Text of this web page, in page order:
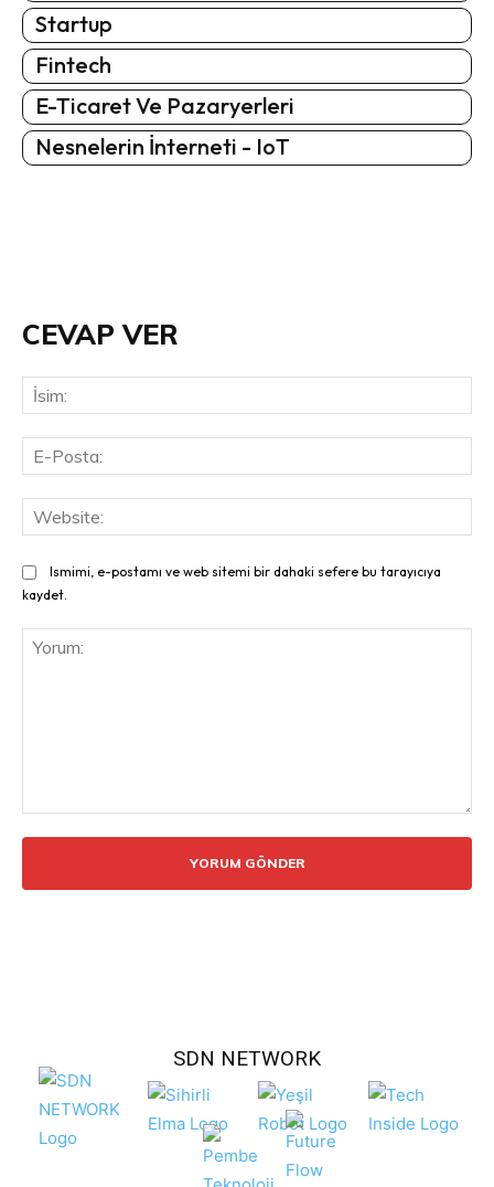
Startup
Fintech
E-Ticaret Ve Pazaryerleri
Nesnelerin İnterneti - IoT
CEVAP VER
Ismimi, e-postamı ve web sitemi bir dahaki sefere bu tarayıcıya
kaydet.
SDN NETWORK